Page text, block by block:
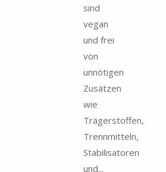
sind
vegan
und frei
von
unnötigen
Zusätzen
wie
Trägerstoffen,
Trennmitteln,
Stabilisatoren
und...